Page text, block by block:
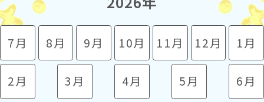
7月 8月 9月 10月 11月 12月 1月
2月 3月 4月 5月 6月